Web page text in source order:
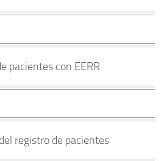
pacientes con EERR
registro de pacientes